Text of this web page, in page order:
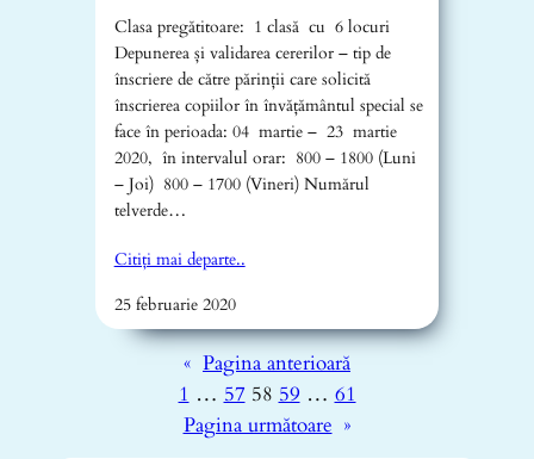
Clasa pregătitoare: 1 clasă cu 6 locuri
Depunerea și validarea cererilor – tip de
înscriere de către părinții care solicită
înscrierea copiilor în învățământul special se
face în perioada: 04 martie – 23 martie
2020, în intervalul orar: 800 – 1800 (Luni
– Joi) 800 – 1700 (Vineri) Numărul
telverde…
Citiți mai departe..
25 februarie 2020
« Pagina anterioară
1 … 57 58 59 … 61
Pagina următoare »